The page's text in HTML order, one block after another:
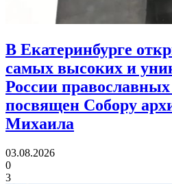
В Екатеринбурге
самых высоких и
России
посвящен Собору
Михаила
03.08.2026
0
3